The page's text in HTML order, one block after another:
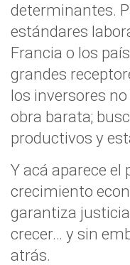
determinantes.
estándares
Francia o los
grandes
los inversores
obra barata;
productivos y
Y acá aparece el
crecimiento
garantiza
crecer… y sin
atrás.